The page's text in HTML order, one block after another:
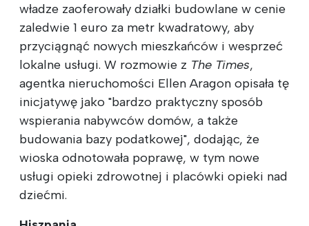
władze zaoferowały działki budowlane w cenie
zaledwie 1 euro za metr kwadratowy, aby
przyciągnąć nowych mieszkańców i wesprzeć
lokalne usługi. W rozmowie z The Times,
agentka nieruchomości Ellen Aragon opisała tę
inicjatywę jako "bardzo praktyczny sposób
wspierania nabywców domów, a także
budowania bazy podatkowej", dodając, że
wioska odnotowała poprawę, w tym nowe
usługi opieki zdrowotnej i placówki opieki nad
dziećmi.